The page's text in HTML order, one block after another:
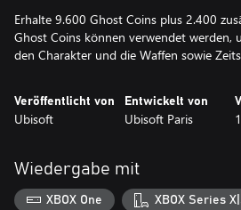
Erhalte 9.600 Ghost Coins plus 2.400
Ghost Coins können verwendet werden,
den Charakter und die Waffen sowie
Veröffentlicht von
Ubisoft
Entwickelt von
Ubisoft Paris
Wiedergabe mit
XBOX One XBOX Series